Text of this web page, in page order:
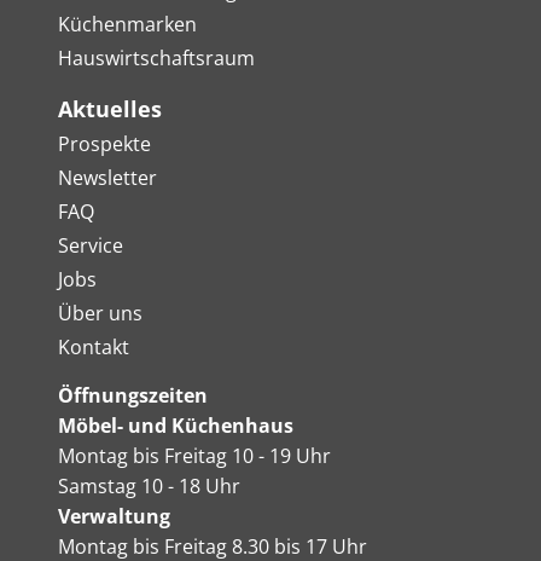
Küchenmarken
Hauswirtschaftsraum
Aktuelles
Prospekte
Newsletter
FAQ
Service
Jobs
Über uns
Kontakt
Öffnungszeiten
Möbel- und Küchenhaus
Montag bis Freitag 10 - 19 Uhr
Samstag 10 - 18 Uhr
Verwaltung
Montag bis Freitag 8.30 bis 17 Uhr